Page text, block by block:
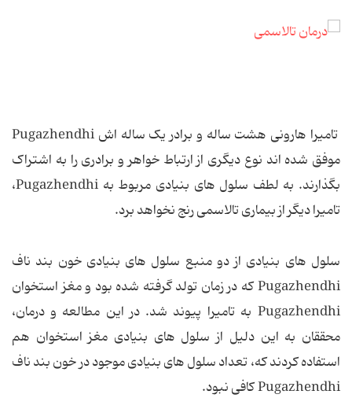
تامیرا هارونی هشت ساله و برادر یک ساله اش Pugazhendhi
موفق شده اند نوع دیگری از ارتباط خواهر و برادری را به اشتراک
بگذارند. به لطف سلول های بنیادی مربوط به Pugazhendhi،
تامیرا دیگر از بیماری تالاسمی رنج نخواهد برد.
سلول های بنیادی از دو منبع سلول های بنیادی خون بند ناف
Pugazhendhi که در زمان تولد گرفته شده بود و مغز استخوان
Pugazhendhi به تامیرا پیوند شد. در این مطالعه و درمان،
محققان به این دلیل از سلول های بنیادی مغز استخوان هم
استفاده کردند که، تعداد سلول های بنیادی موجود در خون بند ناف
Pugazhendhi کافی نبود.